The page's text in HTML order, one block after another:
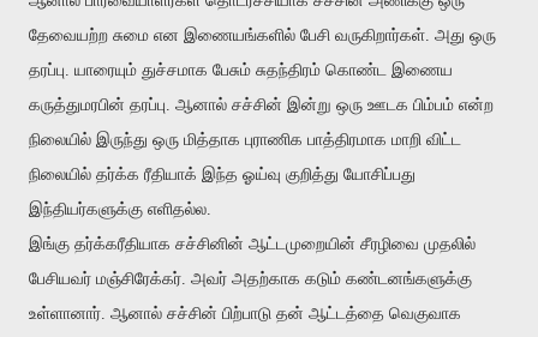
தேவையற்ற சுமை என இணையங்களில் பேசி வருகிறார்கள். அது ஒரு
தரப்பு. யாரையும் துச்சமாக பேசும் சுதந்திரம் கொண்ட இணைய
கருத்துமரபின் தரப்பு. ஆனால் சச்சின் இன்று ஒரு ஊடக பிம்பம் என்ற
நிலையில் இருந்து ஒரு மித்தாக புராணிக பாத்திரமாக மாறி விட்ட
நிலையில் தர்க்க ரீதியாக் இந்த ஓய்வு குறித்து யோசிப்பது
இந்தியர்களுக்கு எளிதல்ல.
இங்கு தர்க்கரீதியாக சச்சினின் ஆட்டமுறையின் சீரழிவை முதலில்
பேசியவர் மஞ்சிரேக்கர். அவர் அதற்காக கடும் கண்டனங்களுக்கு
உள்ளானார். ஆனால் சச்சின் பிற்பாடு தன் ஆட்டத்தை வெகுவாக